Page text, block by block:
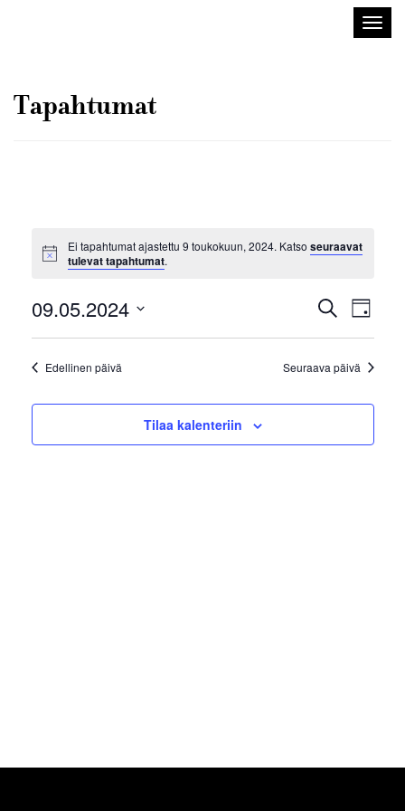
Tapahtumat
Ei tapahtumat ajastettu 9 toukokuun, 2024. Katso seuraavat
tulevat tapahtumat.
Näkymät
navigointi
Etsi
Views
Päivä
09.05.2024
Edellinen päivä Seuraava päivä
Tilaa kalenteriin